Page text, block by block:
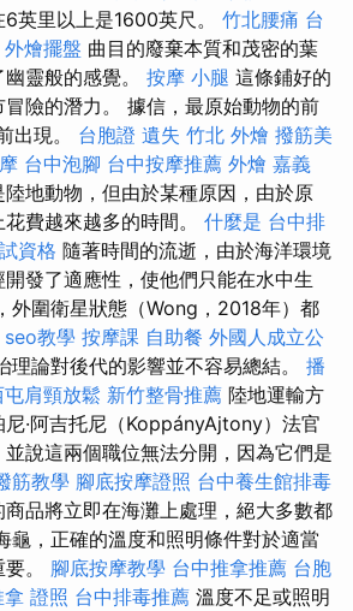
英里以上是1600英尺。 竹北腰痛 台
外燴擺盤 曲目的廢棄本質和茂密的葉
靈般的感覺。 按摩 小腿 這條鋪好的
險的潛力。 據信，最原始動物的前
出現。 台胞證 遺失 竹北 外燴 撥筋美
台中泡腳 台中按摩推薦 外燴 嘉義
地動物，但由於某種原因，由於原
費越來越多的時間。 什麼是 台中排
資格 隨著時間的流逝，由於海洋環境
發了適應性，使他們只能在水中生
外圍衛星狀態（Wong，2018年）都
教學 按摩課 自助餐 外國人成立公
理論對後代的影響並不容易總結。 播
屯肩頸放鬆 新竹整骨推薦 陸地運輸方
·阿吉托尼（KoppányAjtony）法官
說這兩個職位無法分開，因為它們是
筋教學 腳底按摩證照 台中養生館排毒
商品將立即在海灘上處理，絕大多數都
龜，正確的溫度和照明條件對於適當
。 腳底按摩教學 台中推拿推薦 台胞
拿 證照 台中排毒推薦 溫度不足或照明